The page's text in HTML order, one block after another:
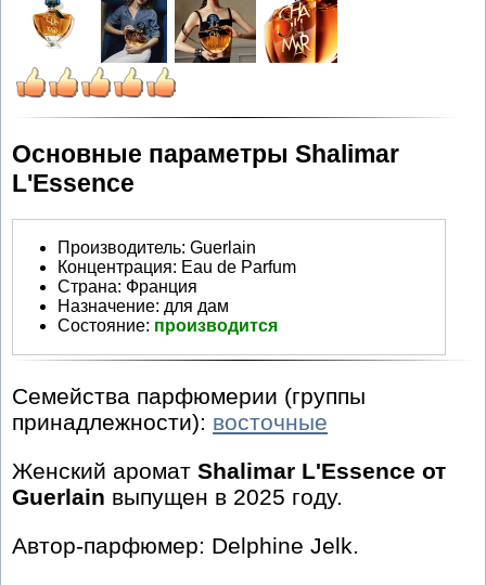
Основные параметры Shalimar
L'Essence
Производитель: Guerlain
Концентрация: Eau de Parfum
Страна: Франция
Назначение: для дам
Состояние: производится
Семейства парфюмерии (группы
принадлежности): восточные
Женский аромат Shalimar L'Essence от
Guerlain выпущен в 2025 году.
Автор-парфюмер: Delphine Jelk.